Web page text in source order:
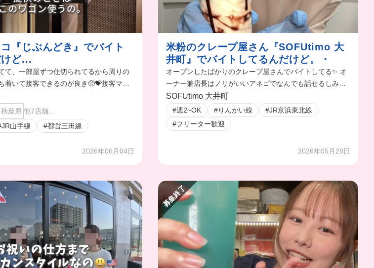
『じぶんどき』でバイト
ど...
て、一部屋ずつ仕切られてるから周りの
着いて接客できるのが良き🥺💝接客マナ
😆✨
秋葉原 他7店舗…
山手線 #都営三田線
2026年06月04日
米粉のクレープ屋さん『SOFUtimo 大
井町』でバイトしてるんだけど。・
オープンしたばかりのクレープ屋さんでバイトしてる✨ オ
ーナー兼店長はノリがいいアネゴでなんでも話せるしみん
な女の子だからめっちゃ楽しいしいっつもくだらない話し
て爆笑してる😂😂
SOFUtimo 大井町
#週2~OK #りんかい線
#JR京浜東北線
#フリーター歓迎
2026年05月28日
募集終了